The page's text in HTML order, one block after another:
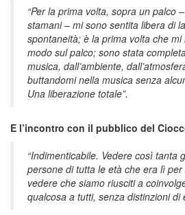
“Per la prima volta, sopra un palco
stamani – mi sono sentita libera di
spontaneità; è la prima volta che
modo sul palco; sono stata
musica, dall’ambiente,
buttandomi nella musica senza
Una liberazione totale”.
E l’incontro con il pubblico del
“Indimenticabile. Vedere così tanta
persone di tutta le età che era lì
vedere che siamo riusciti a
qualcosa a tutti, senza distinzioni di